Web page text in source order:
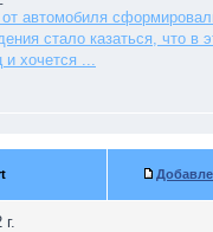
автомобиля
стало казаться, что в
хочется ...